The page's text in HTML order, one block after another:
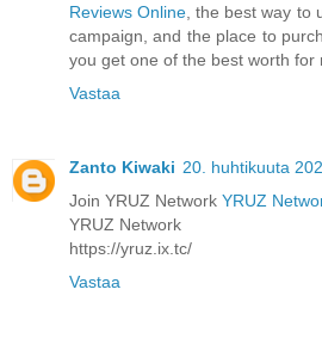
Reviews Online , the best way
campaign, and the place to
you get one of the best worth for
Vastaa
Zanto Kiwaki 20. huhtikuuta
Join YRUZ Network YRUZ
YRUZ Network
https://yruz.ix.tc/
Vastaa